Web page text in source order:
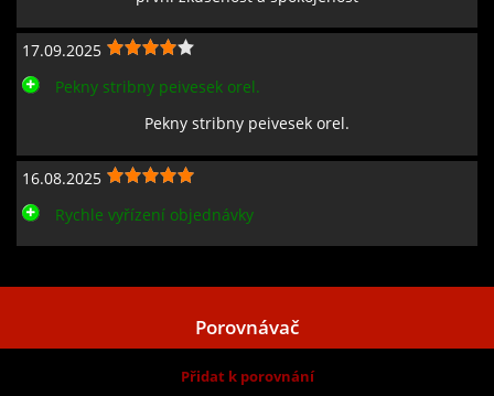
17.09.2025
Pekny stribny peivesek orel.
Pekny stribny peivesek orel.
16.08.2025
Rychle vyřízení objednávky
Porovnávač
Přidat k porovnání